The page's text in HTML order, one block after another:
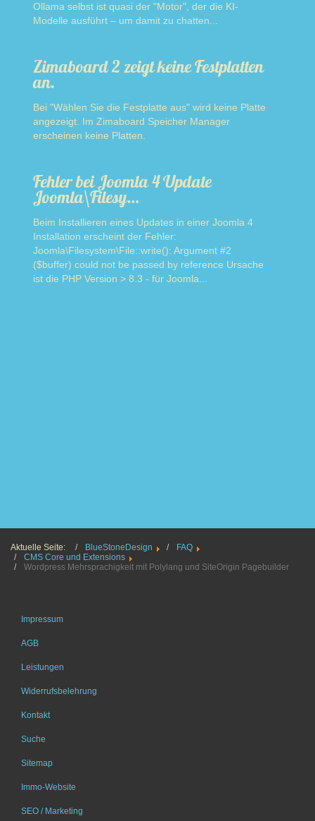
Ollama selbst ist quasi der "Motor", der die KI-
Modelle ausführt – um damit zu chatten...
Zimaboard 2 zeigt keine Festplatten
an.
Bei "Wählen Sie die Festplatte aus" wird keine Platte
angezeigt. Im Zimaboard Speicher Manager
erscheinen keine Platten.
Fehler bei Joomla 4 Update
Joomla\Filesy…
Beim Installieren eines Updates in einer Joomla 4
Installation erscheint der Fehler:
Joomla\Filesystem\File::write(): Argument #2
($buffer) could not be passed by reference Ursache
ist die PHP Version > 8.3 - für Joomla...
Aktuelle Seite: BlueStoneDesign
FAQ
CMS Core und Extensions
Wordpress Mehrsprachigkeit mit Polylang und SiteOrigin Pagebuilder
Impressum
AGB
Leistungen
Widerrufsbelehrung
Kontakt
Suche
Sitemap
Immo-Website
SEO / Marketing